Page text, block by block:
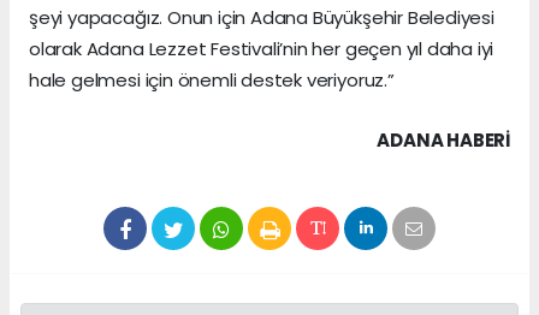
şeyi yapacağız. Onun için Adana Büyükşehir Belediyesi
olarak Adana Lezzet Festivali’nin her geçen yıl daha iyi
hale gelmesi için önemli destek veriyoruz.”
ADANA HABERİ